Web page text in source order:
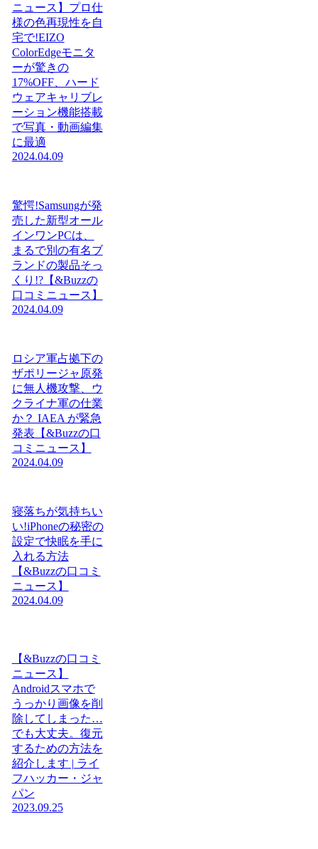
ニュース】プロ仕
様の色再現性を自
宅で!EIZO
ColorEdgeモニタ
ーが驚きの
17%OFF、ハード
ウェアキャリブレ
ーション機能搭載
で写真・動画編集
に最適
2024.04.09
驚愕!Samsungが発
売した新型オール
インワンPCは、
まるで別の有名ブ
ランドの製品そっ
くり!?【&Buzzの
口コミニュース】
2024.04.09
ロシア軍占拠下の
ザポリージャ原発
に無人機攻撃、ウ
クライナ軍の仕業
か？ IAEA が緊急
発表【&Buzzの口
コミニュース】
2024.04.09
寝落ちが気持ちい
い!iPhoneの秘密の
設定で快眠を手に
入れる方法
【&Buzzの口コミ
ニュース】
2024.04.09
【&Buzzの口コミ
ニュース】
Androidスマホで
うっかり画像を削
除してしまった…
でも大丈夫。復元
するための方法を
紹介します | ライ
フハッカー・ジャ
パン
2023.09.25